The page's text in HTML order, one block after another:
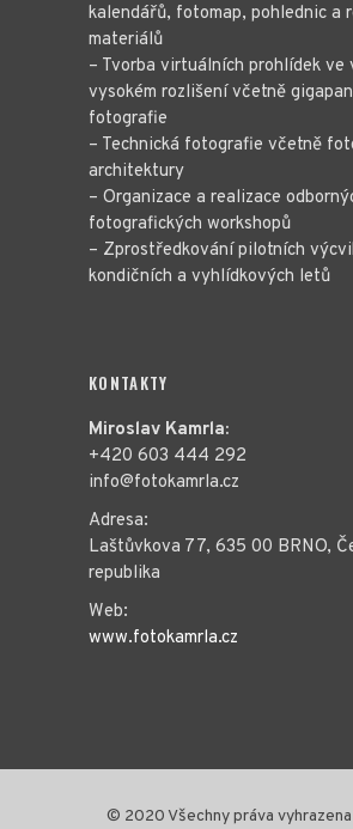
kalendářů, fotomap, pohlednic a
materiálů
– Tvorba virtuálních prohlídek ve
vysokém rozlišení včetně
fotografie
– Technická fotografie včetně
architektury
– Organizace a realizace
fotografických workshopů
– Zprostředkování pilotních
kondičních a vyhlídkových letů
KONTAKTY
Miroslav Kamrla:
+420 603 444 292
info@fotokamrla.cz
Adresa:
Laštůvkova 77, 635 00 BRNO,
republika
Web:
www.fotokamrla.cz
© 2020 Všechny práva